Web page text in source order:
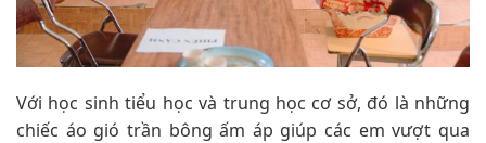
Với học sinh tiểu học và trung học cơ sở, đó là những
chiếc áo gió trần bông ấm áp giúp các em vượt qua